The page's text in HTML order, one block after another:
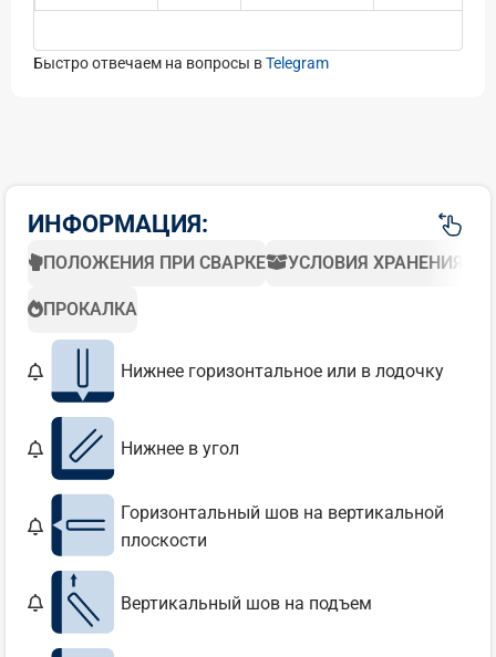
Быстро отвечаем на вопросы вTelegram
ИНФОРМАЦИЯ:
ПОЛОЖЕНИЯ ПРИ СВАРКЕ УСЛОВИЯ ХРАНЕНИЯ
ПРОКАЛКА
Нижнее горизонтальное или в лодочку
Нижнее в угол
Горизонтальный шов на вертикальной
плоскости
Вертикальный шов на подъем